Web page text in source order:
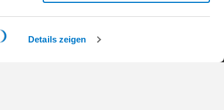
Details zeigen
FAQ